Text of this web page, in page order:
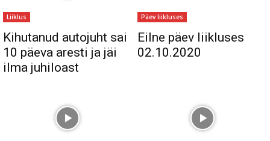
Liiklus
Kihutanud autojuht sai
10 päeva aresti ja jäi
ilma juhiloast
Päev liikluses
Eilne päev liikluses
02.10.2020